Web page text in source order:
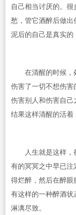
自己相当讨厌的。
愁，管它酒醉后做出
泥后的自己是真实的
在清醒的时候，处
伤害了一切不想伤害
伤害别人和伤害自己
结果这样清醒的活着
人生就是这样，很
有的冥冥之中早已
得烂醉，然后在醉眼
有这样的一种醉酒状
淋漓尽致。